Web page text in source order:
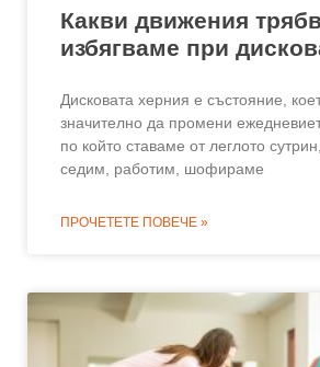
Какви движения
избягваме при
Дисковата херния е състояние,
значително да промени
по който ставаме от леглото
седим, работим, шофираме
ПРОЧЕТЕТЕ ПОВЕЧЕ »